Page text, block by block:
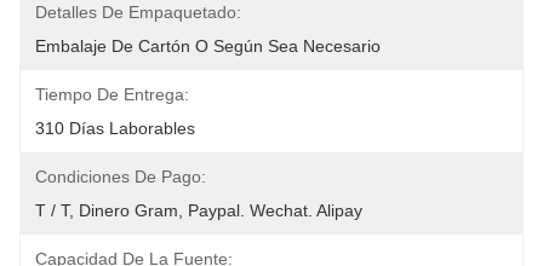
Detalles De Empaquetado:
Embalaje De Cartón O Según Sea Necesario
Tiempo De Entrega:
3­10 Días Laborables
Condiciones De Pago:
T / T, Dinero Gram, Paypal. Wechat. Alipay
Capacidad De La Fuente: